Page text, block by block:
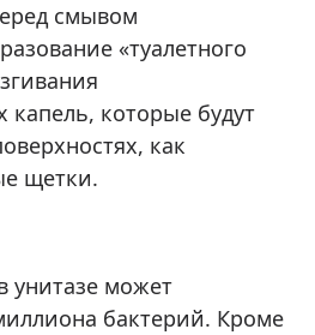
смывом
«туалетного
капель, которые будут
как
щетки.
унитазе может
бактерий. Кроме